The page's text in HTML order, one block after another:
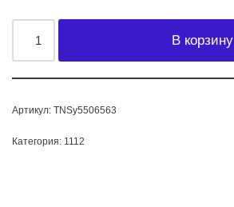
В корзину
Артикул: TNSy5506563
Категория: 1112